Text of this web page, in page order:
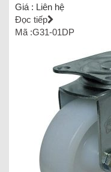
Giá : Liên hệ
Đọc tiếp
Mã :G31-01DP